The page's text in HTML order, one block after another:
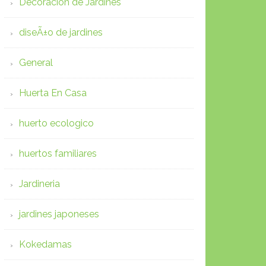
diseÃ±o de jardines
General
Huerta En Casa
huerto ecologico
huertos familiares
Jardineria
jardines japoneses
Kokedamas